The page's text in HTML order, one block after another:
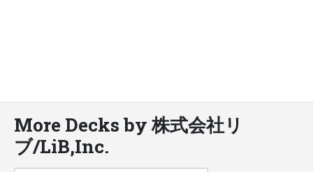
More Decks by 株式会社リ
ブ/LiB,Inc.